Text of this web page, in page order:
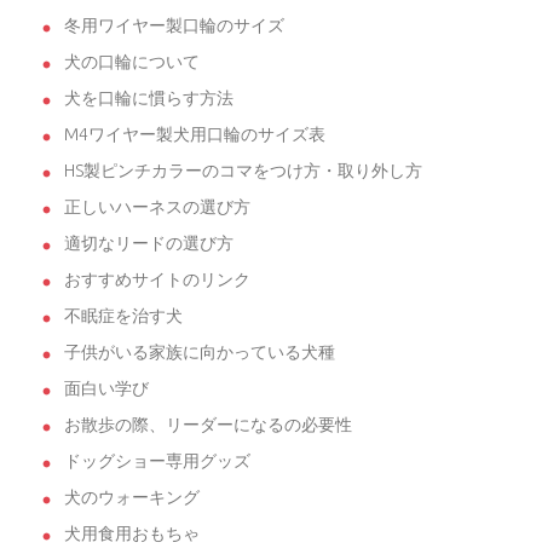
冬用ワイヤー製口輪のサイズ
犬の口輪について
犬を口輪に慣らす方法
M4ワイヤー製犬用口輪のサイズ表
HS製ピンチカラーのコマをつけ方・取り外し方
正しいハーネスの選び方
適切なリードの選び方
おすすめサイトのリンク
不眠症を治す犬
子供がいる家族に向かっている犬種
面白い学び
お散歩の際、リーダーになるの必要性
ドッグショー専用グッズ
犬のウォーキング
犬用食用おもちゃ